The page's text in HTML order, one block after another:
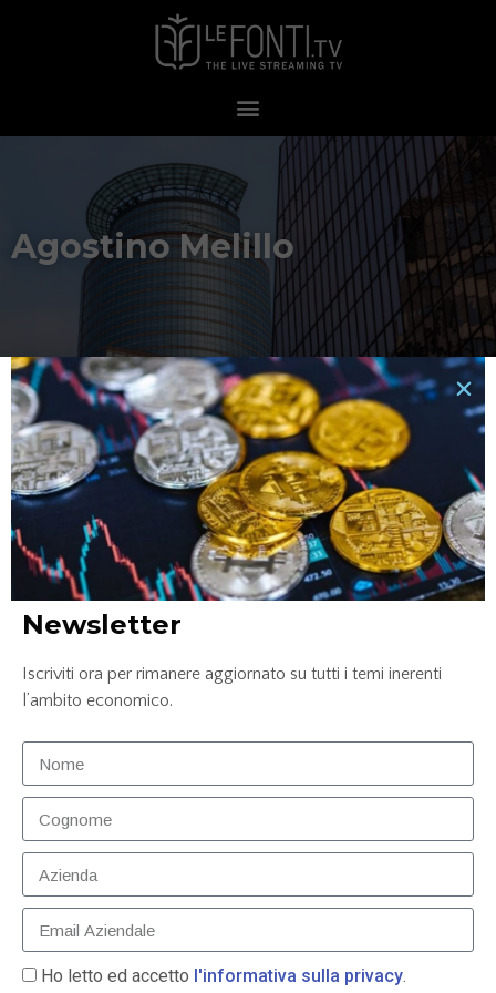
Agostino Melillo
Newsletter
Iscriviti ora per rimanere aggiornato su tutti i temi inerenti
l’ambito economico.
Ho letto ed accetto l'informativa sulla privacy.